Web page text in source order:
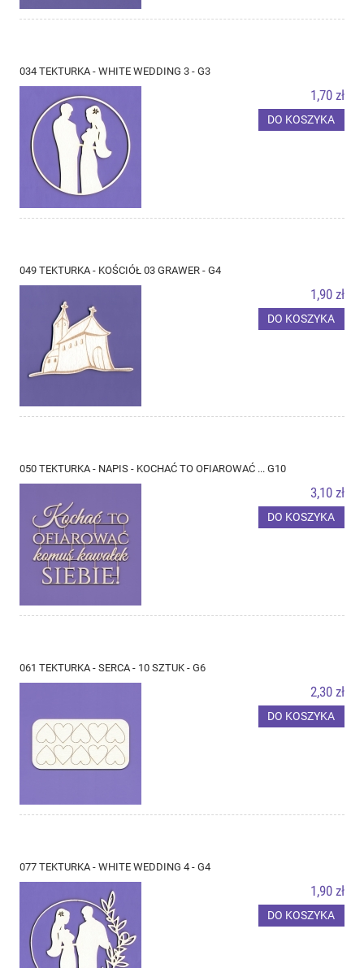
034 TEKTURKA - WHITE WEDDING 3 - G3
1,70 zł
DO KOSZYKA
049 TEKTURKA - KOŚCIÓŁ 03 GRAWER - G4
1,90 zł
DO KOSZYKA
050 TEKTURKA - NAPIS - KOCHAĆ TO OFIAROWAĆ ... G10
3,10 zł
DO KOSZYKA
061 TEKTURKA - SERCA - 10 SZTUK - G6
2,30 zł
DO KOSZYKA
077 TEKTURKA - WHITE WEDDING 4 - G4
1,90 zł
DO KOSZYKA